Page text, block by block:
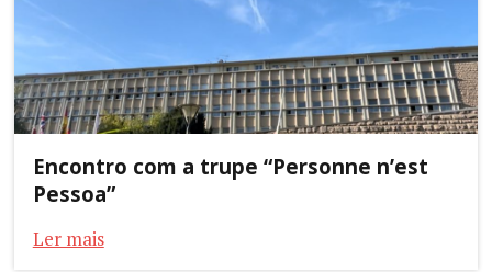
Encontro com a trupe “Personne n’est
Pessoa”
Ler mais